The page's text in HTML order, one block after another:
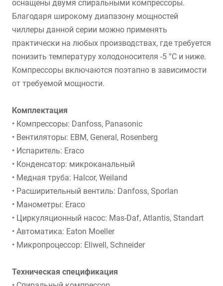
оснащены двумя спиральными компрессоры.
Благодаря широкому диапазону мощностей
чиллеры данной серии можно применять
практически на любых производствах, где требуется
понизить температуру холодоносителя -5 °C и ниже.
Компрессоры включаются поэтапно в зависимости
от требуемой мощности.
Комплектация
• Компрессоры: Danfoss, Panasonic
• Вентиляторы: EBM, General, Rosenberg
• Испаритель: Eraco
• Конденсатор: микроканальный
• Медная труба: Halcor, Weiland
• Расширительный вентиль: Danfoss, Sporlan
• Манометры: Eraco
• Циркуляционный насос: Mas-Daf, Atlantis, Standart
• Автоматика: Eaton Moeller
• Микропроцессор: Eliwell, Schneider
Техническая спецификация